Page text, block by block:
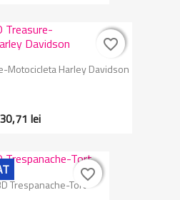
Motocicleta Harley Davidson
30,71 lei
favorite_border
favorite_border
Trespanache-Tort
favorite_border
favorite_border